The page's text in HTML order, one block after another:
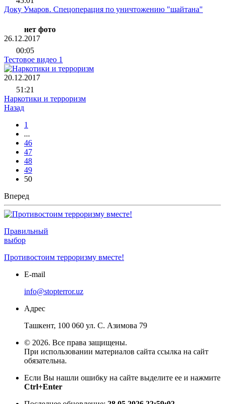
Доку Умаров. Спецоперация по уничтожению "шайтана"
нет фото
26.12.2017
00:05
Тестовое видео 1
20.12.2017
51:21
Наркотики и терроризм
Назад
1
...
46
47
48
49
50
Вперед
Правильный
выбор
Противостоим терроризму вместе!
E-mail
info@stopterror.uz
Адрес
Ташкент, 100 060 ул. С. Азимова 79
© 2026. Все права защищены.
При использовании материалов сайта ссылка на сайт
обязательна.
Если Вы нашли ошибку на сайте выделите ее и нажмите
Ctrl+Enter